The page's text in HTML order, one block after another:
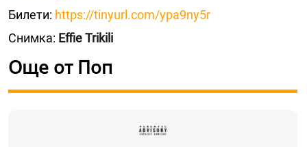
Билети: https://tinyurl.com/ypa9ny5r
Снимка: Effie Trikili
Още от Поп